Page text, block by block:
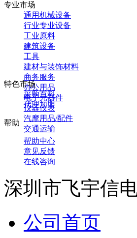
专业市场
通用机械设备
行业专业设备
工业原料
建筑设备
工具
建材与装饰材料
商务服务
办公用品
电子元器件
仪器仪表
汽摩用品/配件
交通运输
特色市场
采购百科
代理加盟
帮助
帮助中心
意见反馈
在线咨询
深圳市飞宇信
公司首页